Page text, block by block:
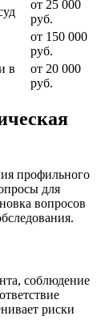
от 25 000
руб.
от 150 000
руб.
в
от 20 000
руб.
профильного
для
вопросов
соблюдение
риски